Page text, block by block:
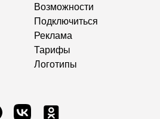
Возможности
Подключиться
Реклама
Тарифы
Логотипы